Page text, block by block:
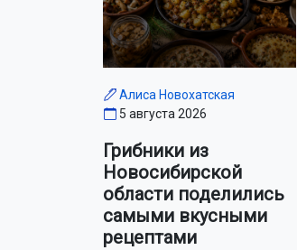
Алиса Новохатская
5 августа 2026
Грибники из
Новосибирской
области поделились
самыми вкусными
рецептами